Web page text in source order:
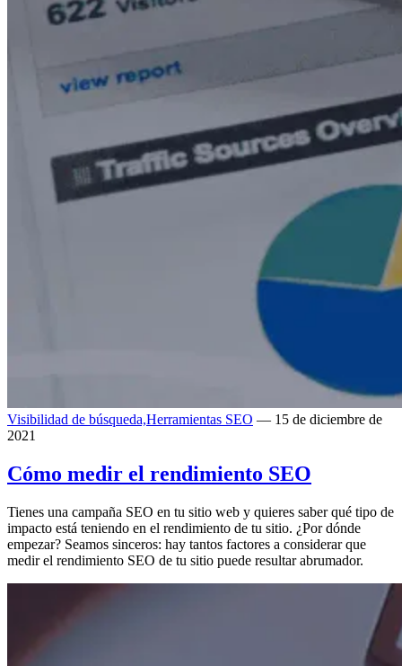
Visibilidad de búsqueda,Herramientas SEO — 15 de diciembre de
2021
Cómo medir el rendimiento SEO
Tienes una campaña SEO en tu sitio web y quieres saber qué tipo de
impacto está teniendo en el rendimiento de tu sitio. ¿Por dónde
empezar? Seamos sinceros: hay tantos factores a considerar que
medir el rendimiento SEO de tu sitio puede resultar abrumador.